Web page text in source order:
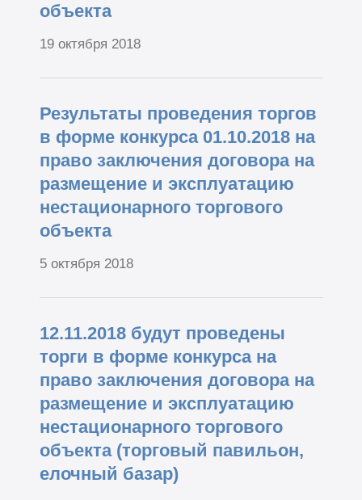
объекта
19 октября 2018
Результаты проведения торгов
в форме конкурса 01.10.2018 на
право заключения договора на
размещение и эксплуатацию
нестационарного торгового
объекта
5 октября 2018
12.11.2018 будут проведены
торги в форме конкурса на
право заключения договора на
размещение и эксплуатацию
нестационарного торгового
объекта (торговый павильон,
елочный базар)